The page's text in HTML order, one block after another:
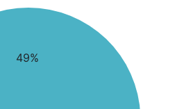
49%